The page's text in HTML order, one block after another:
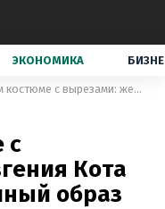
ЭКОНОМИКА
В розовом костюме с вырезами: жена Евгения Кота примерила роскошный образ
с
Кота
образ